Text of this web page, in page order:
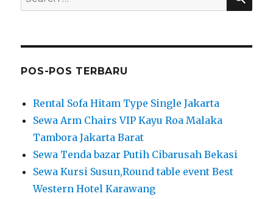
for:
POS-POS TERBARU
Rental Sofa Hitam Type Single Jakarta
Sewa Arm Chairs VIP Kayu Roa Malaka
Tambora Jakarta Barat
Sewa Tenda bazar Putih Cibarusah Bekasi
Sewa Kursi Susun,Round table event Best
Western Hotel Karawang